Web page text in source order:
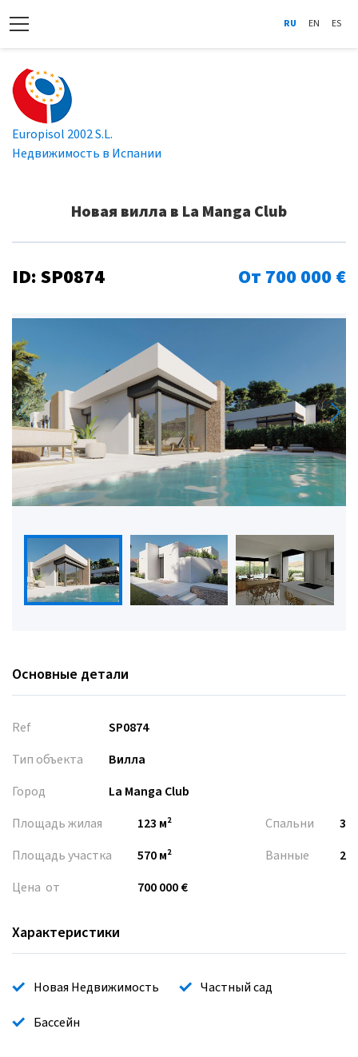
RU EN ES
Europisol 2002 S.L.
Недвижимость в Испании
Новая вилла в La Manga Club
ID: SP0874 От 700 000 €
Основные детали
Ref
SP0874
Тип объекта
Вилла
Город
La Manga Club
Площадь жилая
123 м²
Площадь участка
570 м²
Цена от
700 000 €
Спальни
3
Ванные
2
Характеристики
Новая Недвижимость
Частный сад
Бассейн